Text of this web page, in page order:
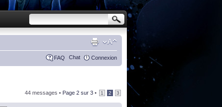
FAQ Chat Connexion
44 messages • Page 2 sur 3 • 1 2 3